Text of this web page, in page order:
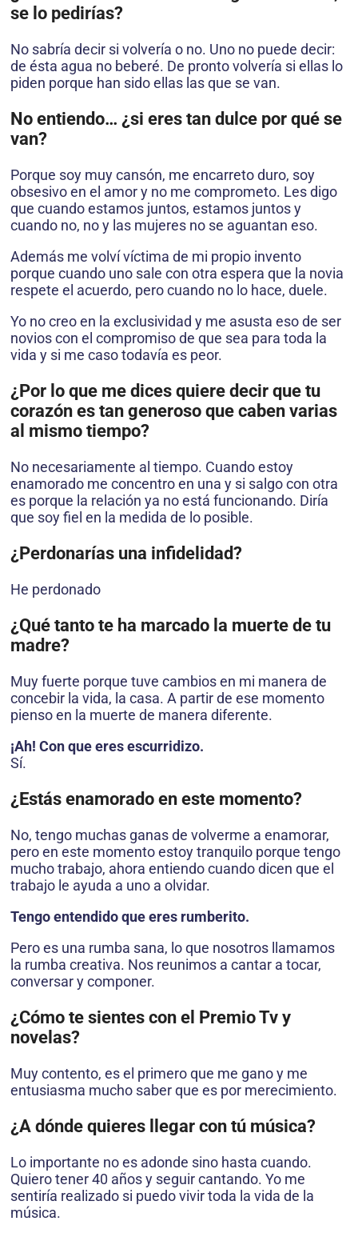
se lo pedirías?
No sabría decir si volvería o no. Uno no puede decir:
de ésta agua no beberé. De pronto volvería si ellas lo
piden porque han sido ellas las que se van.
No entiendo… ¿si eres tan dulce por qué se
van?
Porque soy muy cansón, me encarreto duro, soy
obsesivo en el amor y no me comprometo. Les digo
que cuando estamos juntos, estamos juntos y
cuando no, no y las mujeres no se aguantan eso.
Además me volví víctima de mi propio invento
porque cuando uno sale con otra espera que la novia
respete el acuerdo, pero cuando no lo hace, duele.
Yo no creo en la exclusividad y me asusta eso de ser
novios con el compromiso de que sea para toda la
vida y si me caso todavía es peor.
¿Por lo que me dices quiere decir que tu
corazón es tan generoso que caben varias
al mismo tiempo?
No necesariamente al tiempo. Cuando estoy
enamorado me concentro en una y si salgo con otra
es porque la relación ya no está funcionando. Diría
que soy fiel en la medida de lo posible.
¿Perdonarías una infidelidad?
He perdonado
¿Qué tanto te ha marcado la muerte de tu
madre?
Muy fuerte porque tuve cambios en mi manera de
concebir la vida, la casa. A partir de ese momento
pienso en la muerte de manera diferente.
¡Ah! Con que eres escurridizo.
Sí.
¿Estás enamorado en este momento?
No, tengo muchas ganas de volverme a enamorar,
pero en este momento estoy tranquilo porque tengo
mucho trabajo, ahora entiendo cuando dicen que el
trabajo le ayuda a uno a olvidar.
Tengo entendido que eres rumberito.
Pero es una rumba sana, lo que nosotros llamamos
la rumba creativa. Nos reunimos a cantar a tocar,
conversar y componer.
¿Cómo te sientes con el Premio Tv y
novelas?
Muy contento, es el primero que me gano y me
entusiasma mucho saber que es por merecimiento.
¿A dónde quieres llegar con tú música?
Lo importante no es adonde sino hasta cuando.
Quiero tener 40 años y seguir cantando. Yo me
sentiría realizado si puedo vivir toda la vida de la
música.